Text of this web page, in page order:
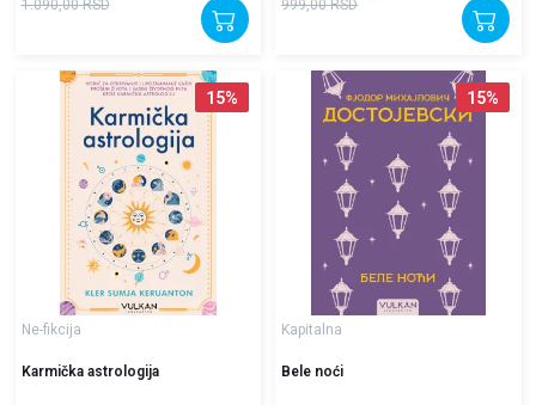
1.090,00 RSD 999,00 RSD
15%
Ne-fikcija
Karmička astrologija
15%
Kapitalna
Bele noći